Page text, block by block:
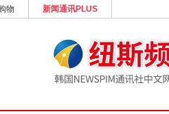
物 新闻通讯PLUS